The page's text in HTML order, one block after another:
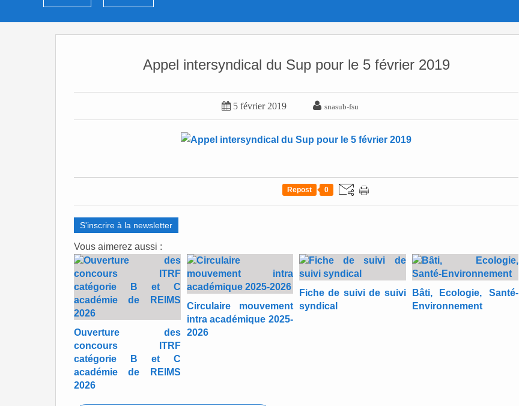
Appel intersyndical du Sup pour le 5 février 2019
 5 février 2019  snasub-fsu
Repost 0
S'inscrire à la newsletter
Vous aimerez aussi :
Ouverture des
concours ITRF
catégorie B et C
académie de REIMS
2026
Circulaire mouvement
intra académique 2025-
2026
Fiche de suivi de suivi
syndical
Bâti, Ecologie, Santé-
Environnement